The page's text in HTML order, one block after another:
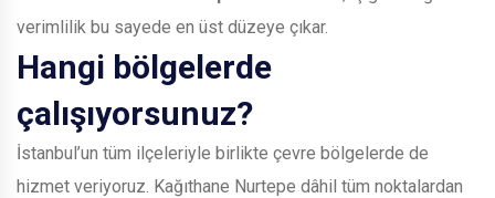
verimlilik bu sayede en üst düzeye çıkar.
Hangi bölgelerde
çalışıyorsunuz?
İstanbul’un tüm ilçeleriyle birlikte çevre bölgelerde de
hizmet veriyoruz. Kağıthane Nurtepe dâhil tüm noktalardan